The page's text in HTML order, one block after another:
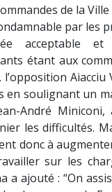
de la
par les
acceptable
étant aux
l’opposition
soulignant un
André
les difficultés.
donc à
sur les
a ajouté : “On